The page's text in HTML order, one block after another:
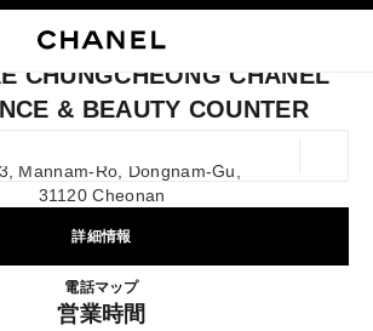
店舗の検索
に候補が表示されます
る SHINSEGAE CHUNGCHEONG CHANEL
CHUNGCHEONG CHANEL
& BEAUTY COUNTER
Mannam-Ro, Dongnam-Gu,
31120 Cheonan
詳細情報
電話+82 41 640 5022
マップShinsegae Chungcheong
営業時間
ルター結果：